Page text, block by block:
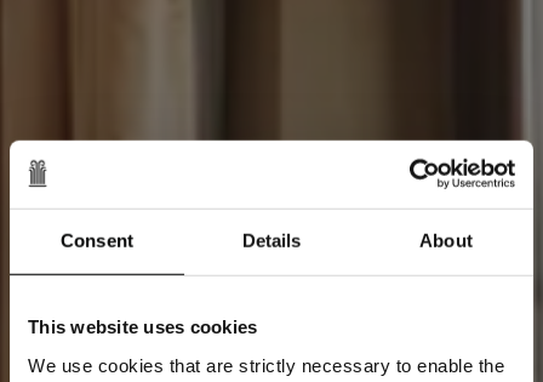
Consent Details About
This website uses cookies
We use cookies that are strictly necessary to enable the